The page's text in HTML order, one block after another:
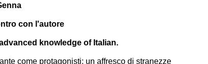
con l'autore
knowledge of Italian.
come protagonisti: un affresco di stranezze